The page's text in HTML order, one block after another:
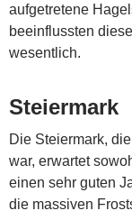
aufgetretene
beeinflussten
wesentlich.
Steiermark
Die Steiermark,
war, erwartet
einen sehr guten
die massiven